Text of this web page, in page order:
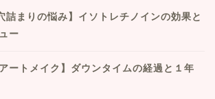
詰まりの悩み】イソトレチノインの効果と
ー
ートメイク】ダウンタイムの経過と１年